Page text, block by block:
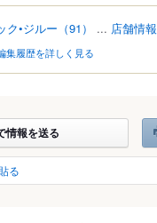
ク•ジルー （91） ... 店舗情報
集履歴を詳しく見る
情報を送る
る